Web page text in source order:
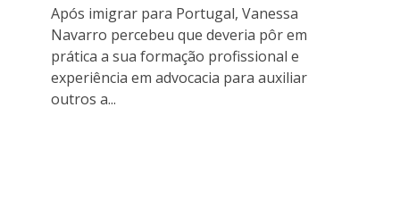
Após imigrar para Portugal, Vanessa
Navarro percebeu que deveria pôr em
prática a sua formação profissional e
experiência em advocacia para auxiliar
outros a...